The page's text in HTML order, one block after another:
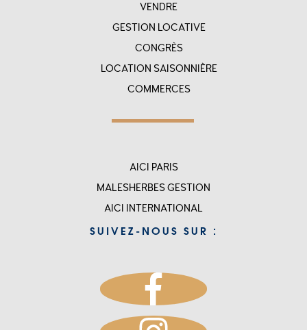
VENDRE
GESTION LOCATIVE
CONGRÈS
LOCATION SAISONNIÈRE
COMMERCES
AICI PARIS
MALESHERBES GESTION
AICI INTERNATIONAL
SUIVEZ-NOUS SUR :